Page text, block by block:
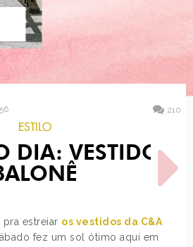
210
ESTILO
DIA: VESTIDO
estreiar os vestidos da C&A
fez um sol ótimo aqui em
PRÓXIMO POST